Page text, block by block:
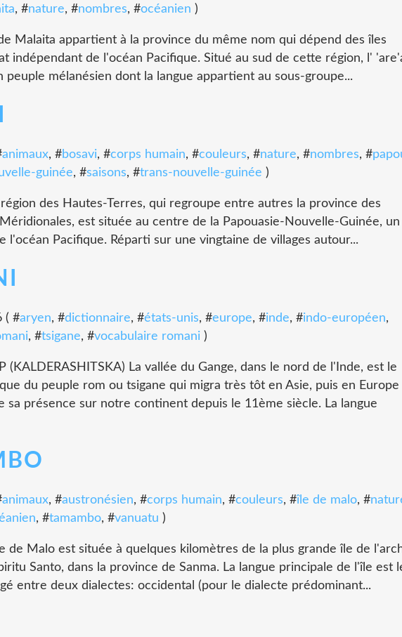
, #nature, #nombres, #océanien )
Malaita appartient à la province du même nom qui dépend des îles
indépendant de l'océan Pacifique. Situé au sud de cette région, l'
peuple mélanésien dont la langue appartient au sous-groupe...
animaux, #bosavi, #corps humain, #couleurs, #nature, #nombres, #
guinée, #saisons, #trans-nouvelle-guinée )
région des Hautes-Terres, qui regroupe entre autres la province des
est située au centre de la Papouasie-Nouvelle-Guinée, un
l'océan Pacifique. Réparti sur une vingtaine de villages autour...
( #aryen, #dictionnaire, #états-unis, #europe, #inde, #indo-européen,
, #tsigane, #vocabulaire romani )
(KALDERASHITSKA) La vallée du Gange, dans le nord de l'Inde, est le
du peuple rom ou tsigane qui migra très tôt en Asie, puis en Europe
sa présence sur notre continent depuis le 11ème siècle. La langue
animaux, #austronésien, #corps humain, #couleurs, #île de malo, #
, #tamambo, #vanuatu )
de Malo est située à quelques kilomètres de la plus grande île de
Santo, dans la province de Sanma. La langue principale de l'île est
entre deux dialectes: occidental (pour le dialecte prédominant...